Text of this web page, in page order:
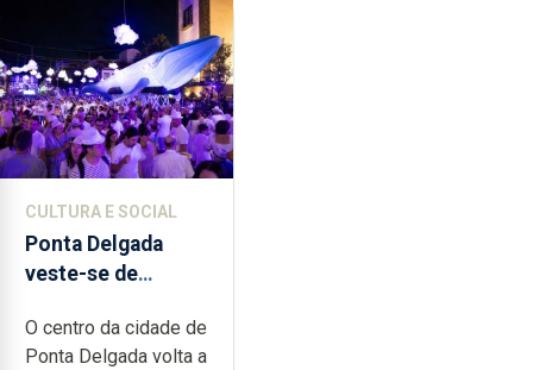
CULTURA E SOCIAL
Ponta Delgada
veste-se de
O centro da cidade de
Ponta Delgada volta a